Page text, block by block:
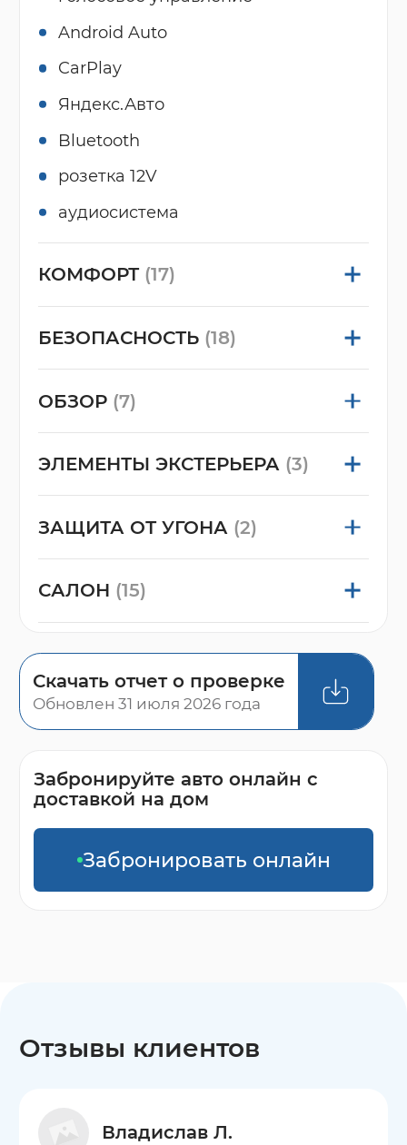
Android Auto
CarPlay
Яндекс.Авто
Bluetooth
розетка 12V
аудиосистема
КОМФОРТ (17)
БЕЗОПАСНОСТЬ (18)
ОБЗОР (7)
ЭЛЕМЕНТЫ ЭКСТЕРЬЕРА (3)
ЗАЩИТА ОТ УГОНА (2)
САЛОН (15)
Скачать отчет о проверке
Обновлен 31 июля 2026 года
Забронируйте авто онлайн с
доставкой на дом
Забронировать онлайн
Отзывы клиентов
Владислав Л.